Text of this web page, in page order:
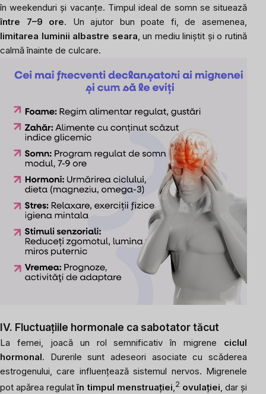
în weekenduri și vacanțe. Timpul ideal de somn se situează
între 7–9 ore. Un ajutor bun poate fi, de asemenea,
limitarea luminii albastre seara, un mediu liniștit și o rutină
calmă înainte de culcare.
IV. Fluctuațiile hormonale ca sabotator tăcut
La femei, joacă un rol semnificativ în migrene ciclul
hormonal. Durerile sunt adeseori asociate cu scăderea
estrogenului, care influențează sistemul nervos. Migrenele
pot apărea regulatîn timpul menstruației,2 ovulației, dar și